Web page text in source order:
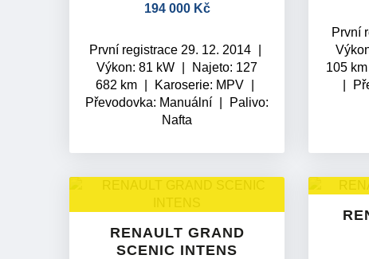
194 000 Kč
První registrace 29. 12. 2014
Výkon: 81 kW
Najeto: 127
682 km
Karoserie: MPV
Převodovka: Manuální
Palivo:
Nafta
První
105 km
RENAULT GRAND
SCENIC INTENS